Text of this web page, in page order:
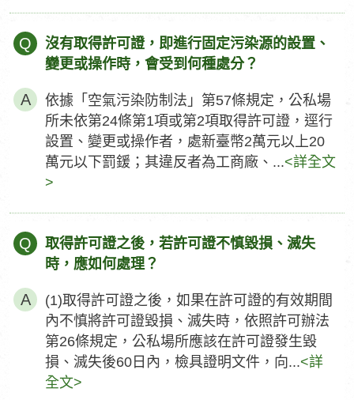
Q
沒有取得許可證，即進行固定污染源的設置、
變更或操作時，會受到何種處分？
依據「空氣污染防制法」第57條規定，公私場
所未依第24條第1項或第2項取得許可證，逕行
設置、變更或操作者，處新臺幣2萬元以上20
萬元以下罰鍰；其違反者為工商廠、...<詳全文
>
Q
取得許可證之後，若許可證不慎毀損、滅失
時，應如何處理？
(1)取得許可證之後，如果在許可證的有效期間
內不慎將許可證毀損、滅失時，依照許可辦法
第26條規定，公私場所應該在許可證發生毀
損、滅失後60日內，檢具證明文件，向...<詳
全文>